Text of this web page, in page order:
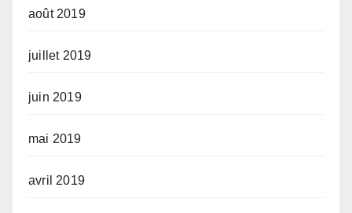
août 2019
juillet 2019
juin 2019
mai 2019
avril 2019